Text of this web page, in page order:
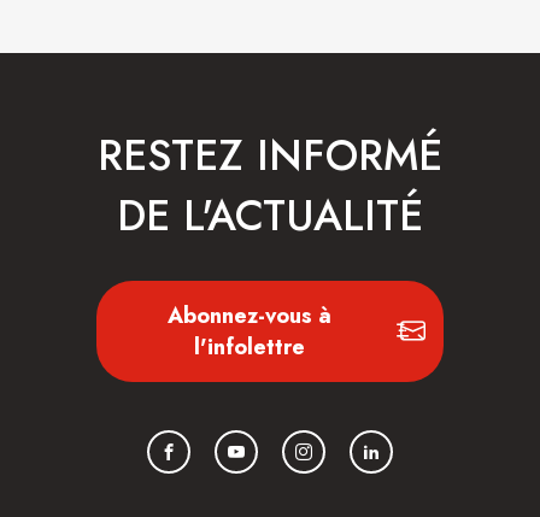
RESTEZ INFORMÉ
DE L'ACTUALITÉ
Abonnez-vous à
l'infolettre
FacebookYouTubeInstagramLinkedIn